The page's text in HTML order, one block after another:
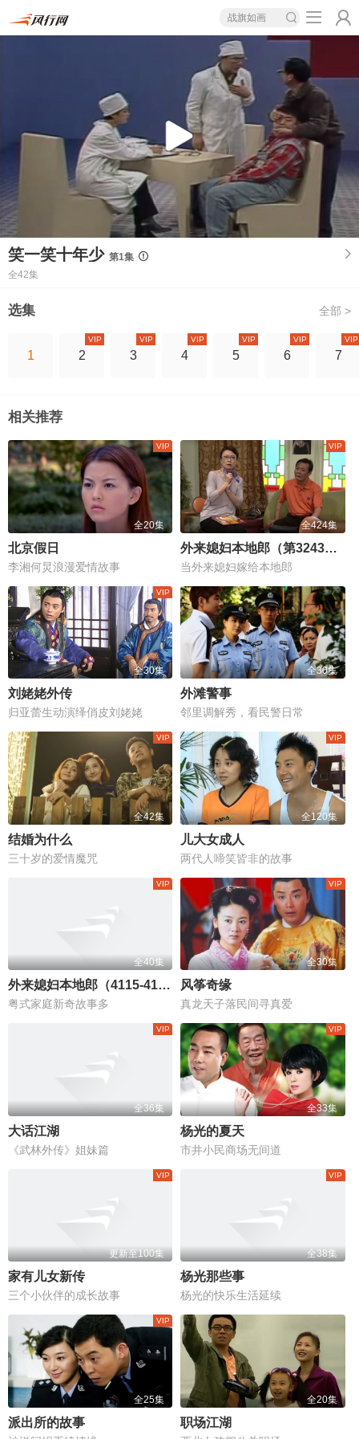
战旗如画
笑一笑十年少 第1集
全42集
选集 全部 >
1 2
VIP
3
VIP
4
VIP
5
VIP
6
VIP
7
VIP
相关推荐
全20集
北京假日
李湘何炅浪漫爱情故事
全424集
外来媳妇本地郎（第3243集-第3666集）
当外来媳妇嫁给本地郎
全30集
刘姥姥外传
归亚蕾生动演绎俏皮刘姥姥
全30集
外滩警事
邻里调解秀，看民警日常
全42集
结婚为什么
三十岁的爱情魔咒
全120集
儿大女成人
两代人啼笑皆非的故事
全40集
外来媳妇本地郎（4115-4154）
粤式家庭新奇故事多
全30集
风筝奇缘
真龙天子落民间寻真爱
全36集
大话江湖
《武林外传》姐妹篇
全33集
杨光的夏天
市井小民商场无间道
更新至100集
家有儿女新传
三个小伙伴的成长故事
全38集
杨光那些事
杨光的快乐生活延续
全25集
派出所的故事
全20集
职场江湖